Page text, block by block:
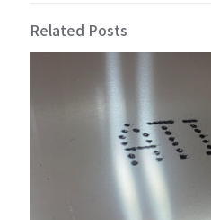
Related Posts